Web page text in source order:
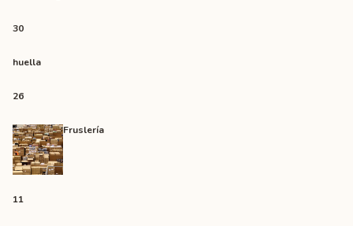
30
huella
26
Fruslería
11